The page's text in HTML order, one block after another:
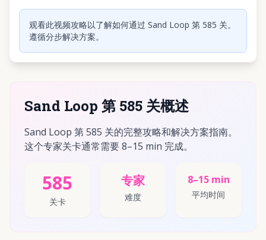
观看此视频攻略以了解如何通过 Sand Loop 第 585 关。
遵循分步解决方案。
Sand Loop 第 585 关概述
Sand Loop 第 585 关的完整攻略和解决方案指南。
这个专家关卡通常需要 8–15 min 完成。
585
关卡
专家
难度
8–15 min
平均时间